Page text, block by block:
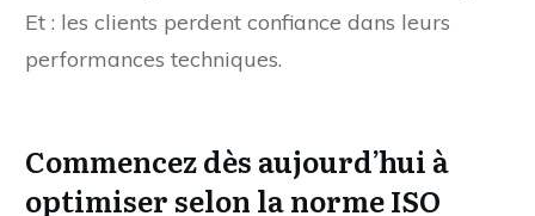
Et : les clients perdent confiance dans leurs
performances techniques.
Commencez dès aujourd’hui à
optimiser selon la norme ISO